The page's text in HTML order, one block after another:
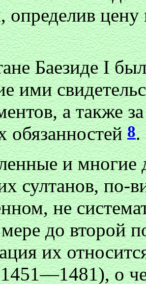
определив цену
Баезиде I
ими
а также
обязанностей8.
и многие
султанов, по-
не
до второй
их
о